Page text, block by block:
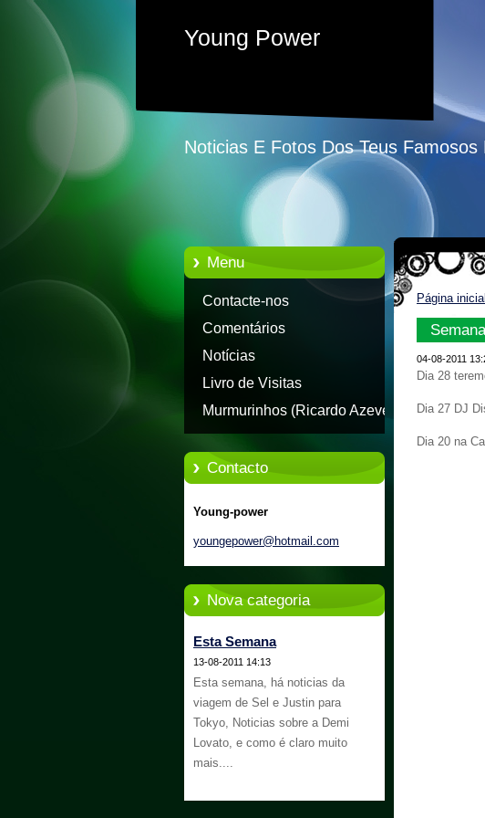
Young Power
Noticias E Fotos Dos Teus Famosos
Menu
Contacte-nos
Comentários
Notícias
Livro de Visitas
Murmurinhos (Ricardo Azevedo)
Contacto
Young-power
youngepower@hotmail.com
Nova categoria
Esta Semana
13-08-2011 14:13
Esta semana, há noticias da
viagem de Sel e Justin para
Tokyo, Noticias sobre a Demi
Lovato, e como é claro muito
mais....
Página inicial
04-08-2011
Dia 28
Dia 27 DJ
Dia 20 na